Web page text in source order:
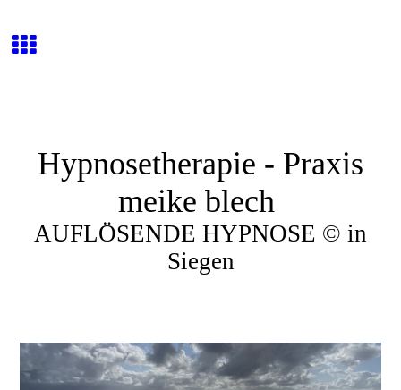
Hypnosetherapie - Praxis
meike blech
AUFLÖSENDE HYPNOSE © in
Siegen